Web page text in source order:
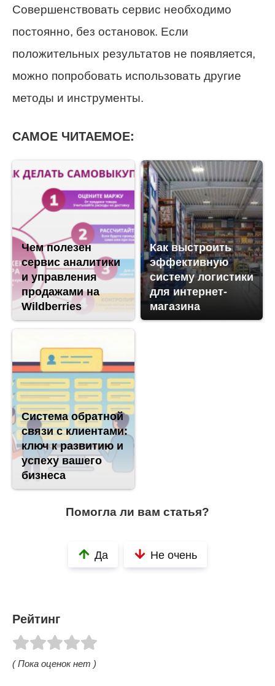
Совершенствовать сервис необходимо
постоянно, без остановок. Если
положительных результатов не появляется,
можно попробовать использовать другие
методы и инструменты.
САМОЕ ЧИТАЕМОЕ:
Чем полезен
сервис аналитики
и управления
продажами на
Wildberries
Как выстроить
эффективную
систему логистики
для интернет-
магазина
Система обратной
связи с клиентами:
ключ к развитию и
успеху вашего
бизнеса
Помогла ли вам статья?
Да Не очень
Рейтинг
( Пока оценок нет )